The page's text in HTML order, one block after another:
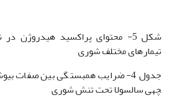
شکل 5- محتوای پراکسید هیدروژن
تیمارهای مختلف شوری
چه­ی سالسولا تحت تنش شوری